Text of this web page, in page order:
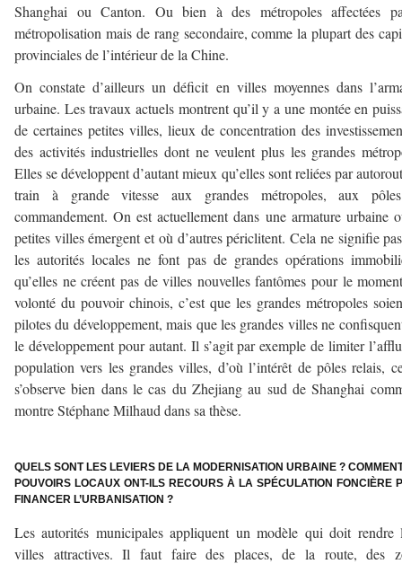
Shanghai ou Canton. Ou bien à des métropoles affectées
métropolisation mais de rang secondaire, comme la plupart des
provinciales de l’intérieur de la Chine.
On constate d’ailleurs un déficit en villes moyennes dans
urbaine. Les travaux actuels montrent qu’il y a une montée en
de certaines petites villes, lieux de concentration des
des activités industrielles dont ne veulent plus les grandes
Elles se développent d’autant mieux qu’elles sont reliées par
train à grande vitesse aux grandes métropoles, aux
commandement. On est actuellement dans une armature urbaine
petites villes émergent et où d’autres périclitent. Cela ne signifie
les autorités locales ne font pas de grandes opérations
qu’elles ne créent pas de villes nouvelles fantômes pour le
volonté du pouvoir chinois, c’est que les grandes métropoles
pilotes du développement, mais que les grandes villes ne
le développement pour autant. Il s’agit par exemple de limiter
population vers les grandes villes, d’où l’intérêt de pôles relais,
s’observe bien dans le cas du Zhejiang au sud de Shanghai
montre Stéphane Milhaud dans sa thèse.
QUELS SONT LES LEVIERS DE LA MODERNISATION URBAINE ?
POUVOIRS LOCAUX ONT-ILS RECOURS À LA SPÉCULATION FONCIÈRE
FINANCER L’URBANISATION ?
Les autorités municipales appliquent un modèle qui doit rendre
villes attractives. Il faut faire des places, de la route, des